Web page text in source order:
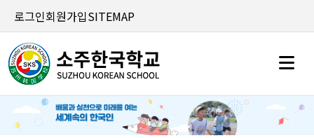
로그인회원가입SITEMAP